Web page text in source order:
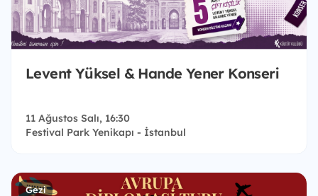
Levent Yüksel & Hande Yener Konseri
11 Ağustos Salı, 16:30
Festival Park Yenikapı - İstanbul
Gezi